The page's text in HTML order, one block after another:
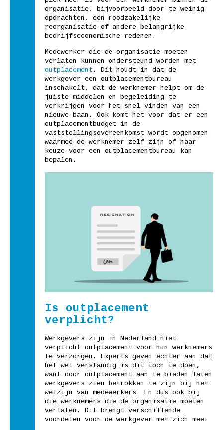
organisatie, bijvoorbeeld door te weinig
opdrachten, een noodzakelijke
reorganisatie of andere belangrijke
bedrijfseconomische redenen.
Medewerker die de organisatie moeten
verlaten kunnen ondersteund worden met
outplacement. Dit houdt in dat de
werkgever een outplacementbureau
inschakelt, dat de werknemer helpt om de
juiste middelen en begeleiding te
verkrijgen voor het snel vinden van een
nieuwe baan. Ook komt het voor dat er een
outplacementbudget in de
vaststellingsovereenkomst wordt opgenomen
waarmee de werknemer zelf zijn of haar
keuze voor een outplacementbureau kan
bepalen.
Is outplacement
verplicht?
Werkgevers zijn in Nederland niet
verplicht outplacement voor hun werknemers
te verzorgen. Experts geven echter aan dat
het wel verstandig is dit toch te doen,
want door outplacement aan te bieden laten
werkgevers zien betrokken te zijn bij het
welzijn van medewerkers. En dus ook bij
die werknemers die de organisatie moeten
verlaten. Dit brengt verschillende
voordelen voor de werkgever met zich mee: